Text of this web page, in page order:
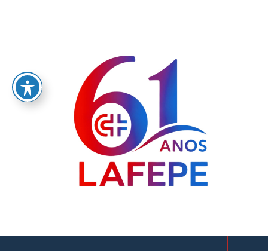
LABORATÓRIO FARMACÊUTICO DO ESTADO DE PERNAMBUCO
GOVERNADOR MIGUEL ARRAES - LAFEPE AVISO DE COTAÇÃO Nº0154/2024